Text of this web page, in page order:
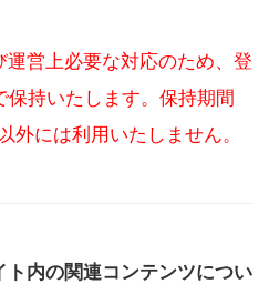
営上必要な対応のため、登
保持いたします。保持期間
外には利用いたしません。
内の関連コンテンツについ